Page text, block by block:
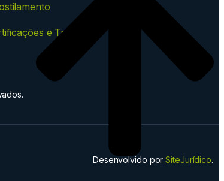
e Traduções
Desenvolvido porSiteJurídico.